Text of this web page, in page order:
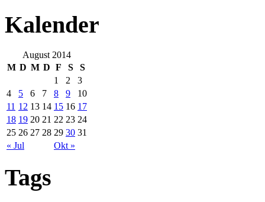
Kalender
August 2014
M D M D F S S
« Jul Okt »
1 2
3
4
5 6 7 8 9
10
11 12 13 14 15 16 17
18 19 20 21 22 23 24
25 26 27 28 29 30 31
Tags